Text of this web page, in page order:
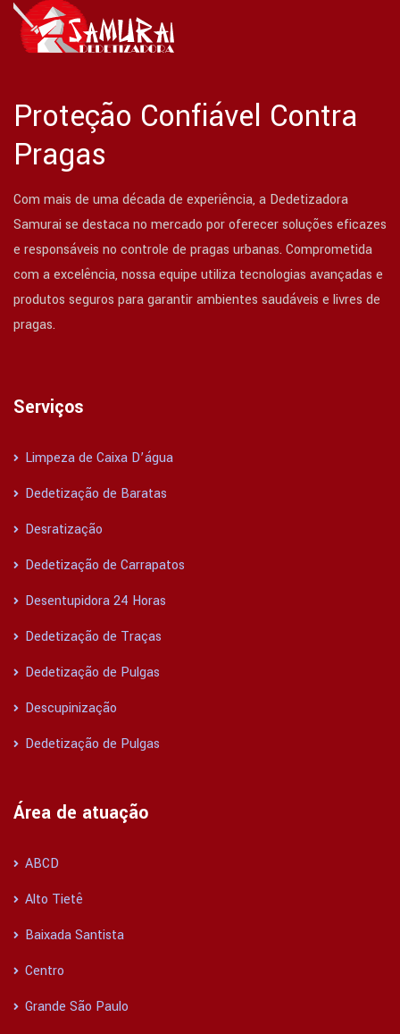
Proteção Confiável Contra
Pragas
Com mais de uma década de experiência, a Dedetizadora
Samurai se destaca no mercado por oferecer soluções eficazes
e responsáveis no controle de pragas urbanas. Comprometida
com a excelência, nossa equipe utiliza tecnologias avançadas e
produtos seguros para garantir ambientes saudáveis e livres de
pragas.
Serviços
Limpeza de Caixa D’água
Dedetização de Baratas
Desratização
Dedetização de Carrapatos
Desentupidora 24 Horas
Dedetização de Traças
Dedetização de Pulgas
Descupinização
Dedetização de Pulgas
Área de atuação
ABCD
Alto Tietê
Baixada Santista
Centro
Grande São Paulo